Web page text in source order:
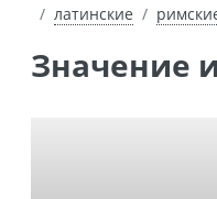
латинские
Значение